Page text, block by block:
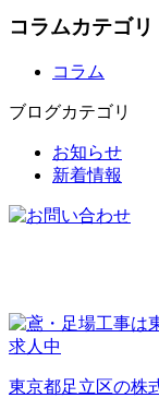
コラムカテゴリ
コラム
ブログカテゴリ
お知らせ
新着情報
東京都足立区の株